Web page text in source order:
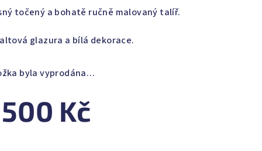
točený a bohatě ručně malovaný talíř.
glazura a bílá dekorace.
byla vyprodána…
Kč